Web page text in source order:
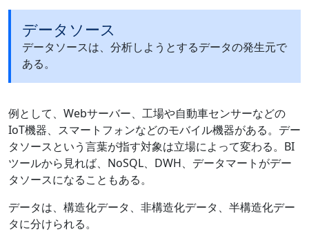
データソース
データソースは、分析しようとするデータの発生元で
ある。
例として、Webサーバー、工場や自動車センサーなどの
IoT機器、スマートフォンなどのモバイル機器がある。デー
タソースという言葉が指す対象は立場によって変わる。BI
ツールから見れば、NoSQL、DWH、データマートがデー
タソースになることもある。
データは、構造化データ、非構造化データ、半構造化デー
タに分けられる。